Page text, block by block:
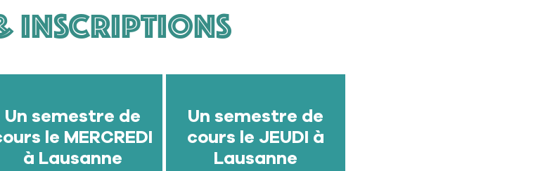
INSCRIPTIONS
Un semestre de
le MERCREDI
à Lausanne
Un semestre de
cours le JEUDI à
Lausanne